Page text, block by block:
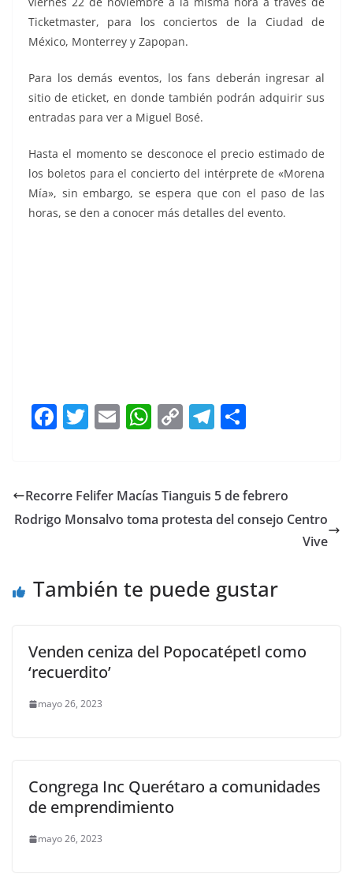
Ticketmaster, para los conciertos de la Ciudad de
México, Monterrey y Zapopan.
Para los demás eventos, los fans deberán ingresar al
sitio de eticket, en donde también podrán adquirir sus
entradas para ver a Miguel Bosé.
Hasta el momento se desconoce el precio estimado de
los boletos para el concierto del intérprete de «Morena
Mía», sin embargo, se espera que con el paso de las
horas, se den a conocer más detalles del evento.
F
e
b
k
T
er
E
l
W
s
A
C
y
Li
T
gr
a
e
Recorre Felifer Macías Tianguis 5 de febrero
Rodrigo Monsalvo toma protesta del consejo Centro
Vive
También te puede gustar
Venden ceniza del Popocatépetl como
‘recuerdito’
mayo 26, 2023
Congrega Inc Querétaro a comunidades
de emprendimiento
mayo 26, 2023